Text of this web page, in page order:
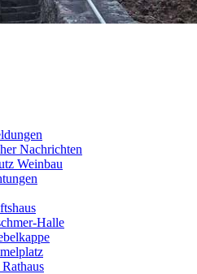
Nachrichten
Weinbau
Halle